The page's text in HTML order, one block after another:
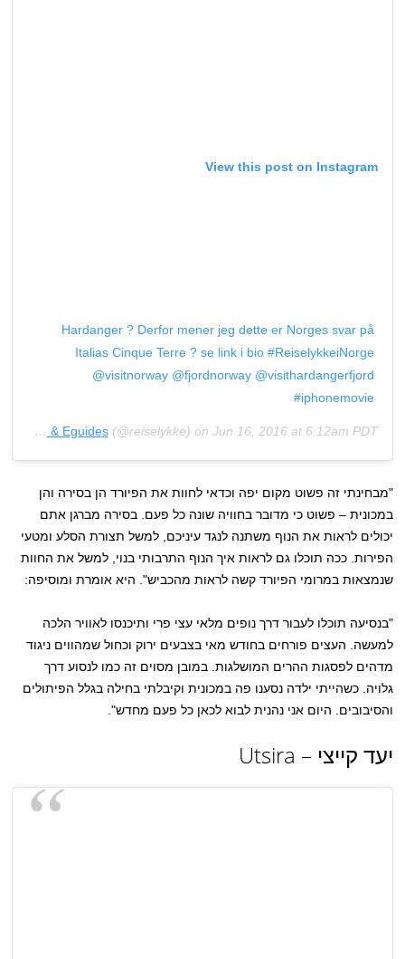
View this post on Instagram
Hardanger ? Derfor mener jeg dette er Norges svar på
Italias Cinque Terre ? se link i bio #ReiselykkeiNorge
@visitnorway @fjordnorway @visithardangerfjord
#iphonemovie
Travel Magazine & Eguides(@reiselykke) on Jun 16, 2016 at 6:12am PDT
"מבחינתי זה פשוט מקום יפה וכדאי לחוות את הפיורד הן בסירה והן
במכונית – פשוט כי מדובר בחוויה שונה כל פעם. בסירה מברגן אתם
יכולים לראות את הנוף משתנה לנגד עיניכם, למשל תצורת הסלע ומטעי
הפירות. ככה תוכלו גם לראות איך הנוף התרבותי בנוי, למשל את החוות
שנמצאות במרומי הפיורד קשה לראות מהכביש". היא אומרת ומוסיפה:
"בנסיעה תוכלו לעבור דרך נופים מלאי עצי פרי ותיכנסו לאוויר הלכה
למעשה. העצים פורחים בחודש מאי בצבעים ירוק וכחול שמהווים ניגוד
מדהים לפסגות ההרים המושלגות. במובן מסוים זה כמו לנסוע דרך
גלויה. כשהייתי ילדה נסענו פה במכונית וקיבלתי בחילה בגלל הפיתולים
והסיבובים. היום אני נהנית לבוא לכאן כל פעם מחדש".
יעד קייצי – Utsira